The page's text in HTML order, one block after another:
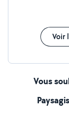
Voir
Vous